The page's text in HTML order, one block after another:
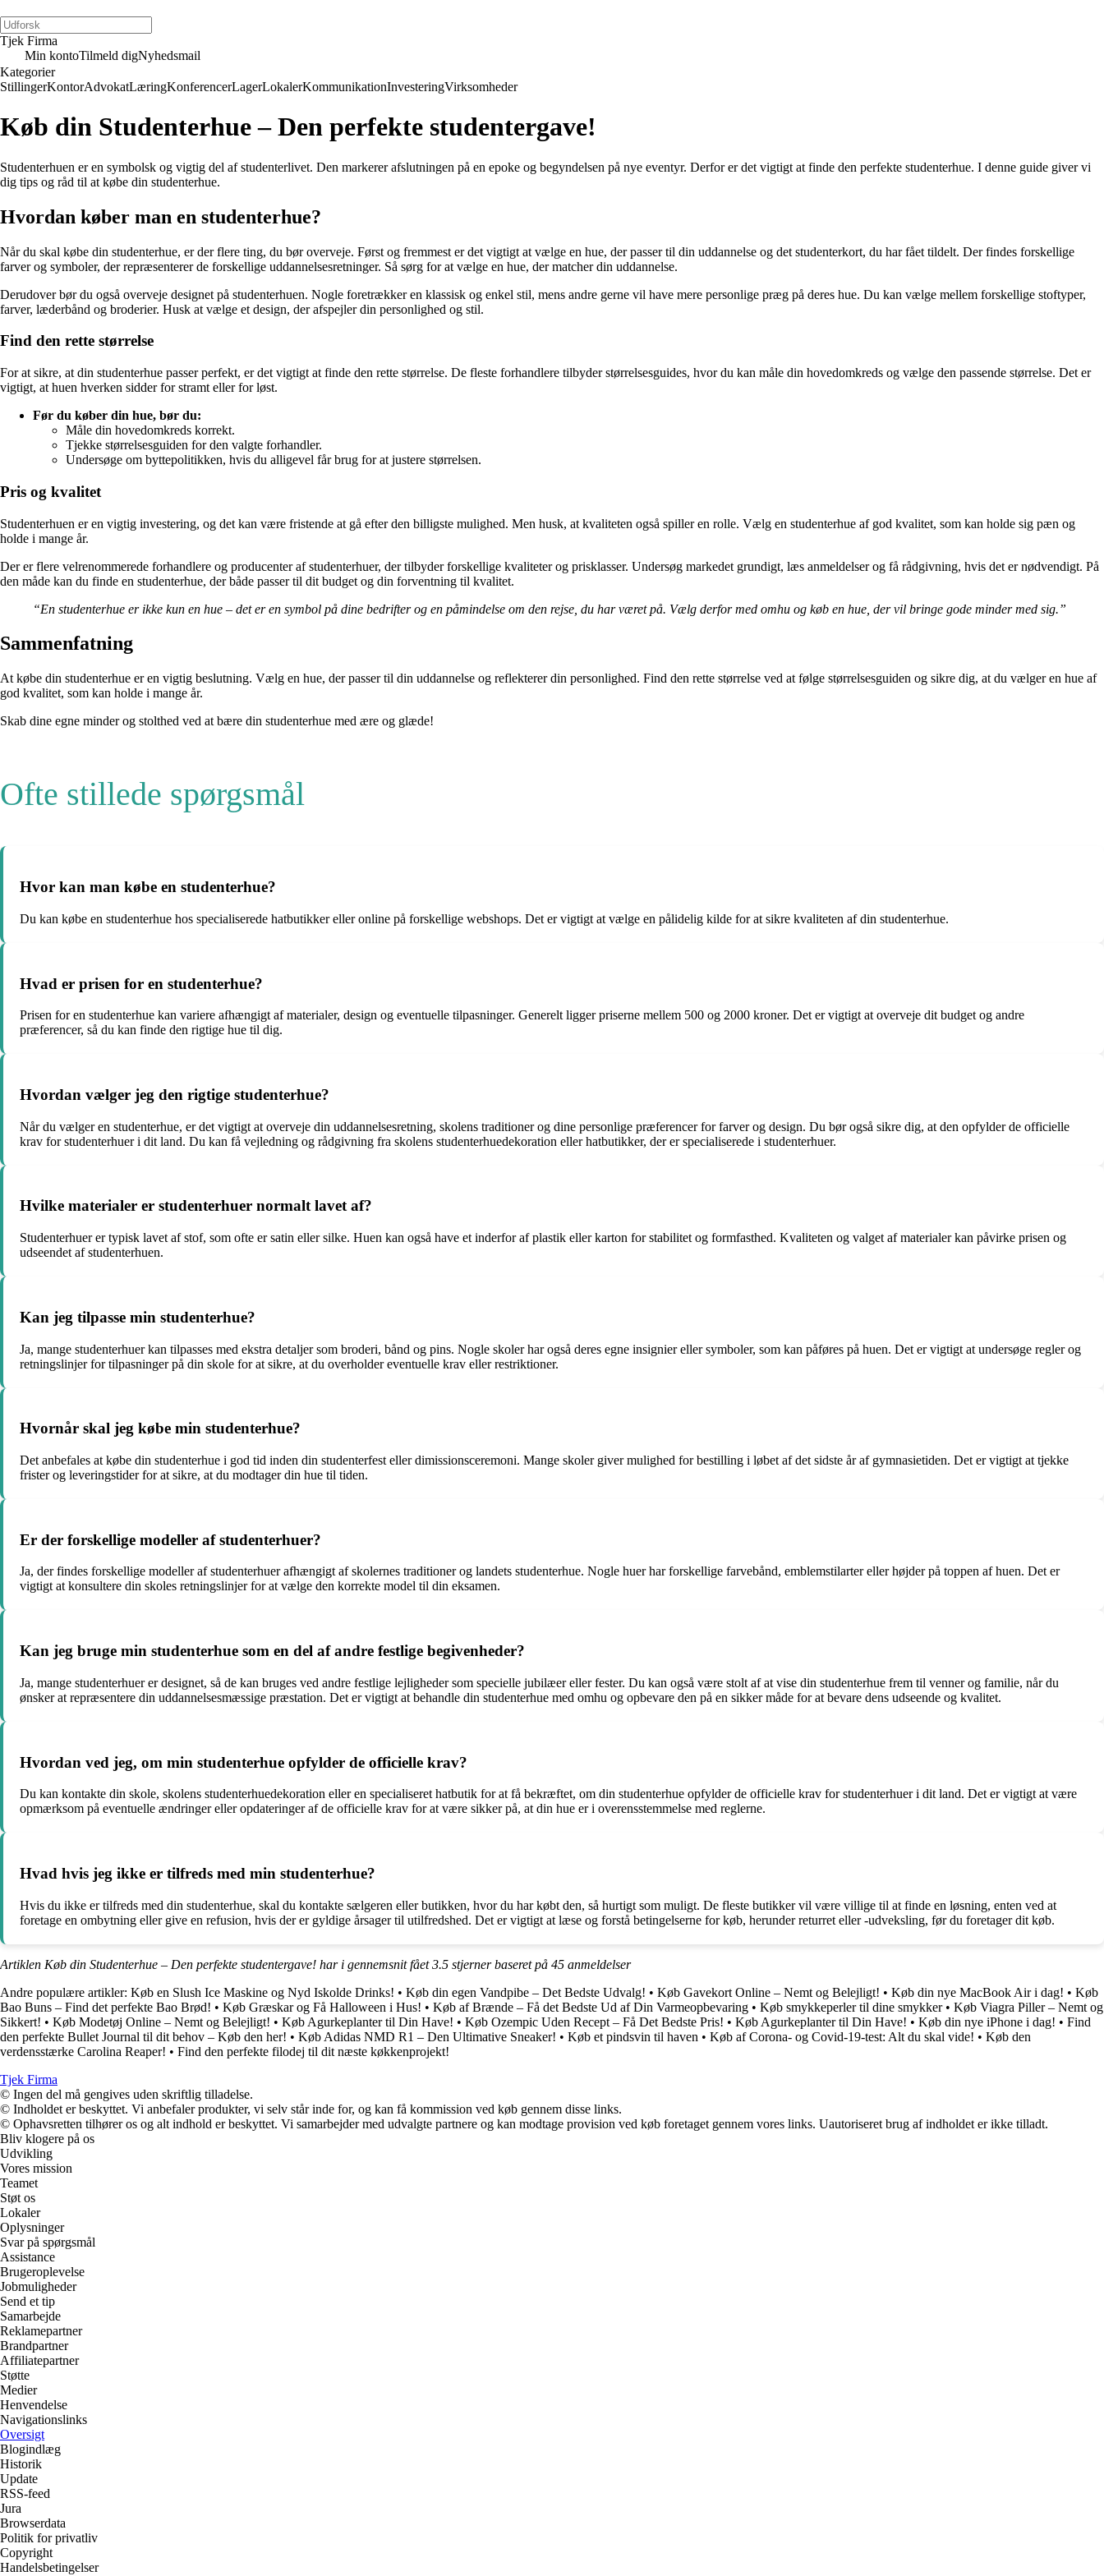
Tjek Firma
Min kontoTilmeld digNyhedsmail
Kategorier
StillingerKontorAdvokatLæringKonferencerLagerLokalerKommunikationInvesteringVirksomheder
Køb din Studenterhue – Den perfekte studentergave!
Studenterhuen er en symbolsk og vigtig del af studenterlivet. Den markerer afslutningen på en epoke og begyndelsen på nye eventyr. Derfor er det vigtigt at finde den perfekte studenterhue. I denne guide giver vi
dig tips og råd til at købe din studenterhue.
Hvordan køber man en studenterhue?
Når du skal købe din studenterhue, er der flere ting, du bør overveje. Først og fremmest er det vigtigt at vælge en hue, der passer til din uddannelse og det studenterkort, du har fået tildelt. Der findes forskellige
farver og symboler, der repræsenterer de forskellige uddannelsesretninger. Så sørg for at vælge en hue, der matcher din uddannelse.
Derudover bør du også overveje designet på studenterhuen. Nogle foretrækker en klassisk og enkel stil, mens andre gerne vil have mere personlige præg på deres hue. Du kan vælge mellem forskellige stoftyper,
farver, læderbånd og broderier. Husk at vælge et design, der afspejler din personlighed og stil.
Find den rette størrelse
For at sikre, at din studenterhue passer perfekt, er det vigtigt at finde den rette størrelse. De fleste forhandlere tilbyder størrelsesguides, hvor du kan måle din hovedomkreds og vælge den passende størrelse. Det er
vigtigt, at huen hverken sidder for stramt eller for løst.
Før du køber din hue, bør du:
Måle din hovedomkreds korrekt.
Tjekke størrelsesguiden for den valgte forhandler.
Undersøge om byttepolitikken, hvis du alligevel får brug for at justere størrelsen.
Pris og kvalitet
Studenterhuen er en vigtig investering, og det kan være fristende at gå efter den billigste mulighed. Men husk, at kvaliteten også spiller en rolle. Vælg en studenterhue af god kvalitet, som kan holde sig pæn og
holde i mange år.
Der er flere velrenommerede forhandlere og producenter af studenterhuer, der tilbyder forskellige kvaliteter og prisklasser. Undersøg markedet grundigt, læs anmeldelser og få rådgivning, hvis det er nødvendigt. På
den måde kan du finde en studenterhue, der både passer til dit budget og din forventning til kvalitet.
“En studenterhue er ikke kun en hue – det er en symbol på dine bedrifter og en påmindelse om den rejse, du har været på. Vælg derfor med omhu og køb en hue, der vil bringe gode minder med sig.”
Sammenfatning
At købe din studenterhue er en vigtig beslutning. Vælg en hue, der passer til din uddannelse og reflekterer din personlighed. Find den rette størrelse ved at følge størrelsesguiden og sikre dig, at du vælger en hue af
god kvalitet, som kan holde i mange år.
Skab dine egne minder og stolthed ved at bære din studenterhue med ære og glæde!
Ofte stillede spørgsmål
Hvor kan man købe en studenterhue?
Du kan købe en studenterhue hos specialiserede hatbutikker eller online på forskellige webshops. Det er vigtigt at vælge en pålidelig kilde for at sikre kvaliteten af ​​din studenterhue.
Hvad er prisen for en studenterhue?
Prisen for en studenterhue kan variere afhængigt af materialer, design og eventuelle tilpasninger. Generelt ligger priserne mellem 500 og 2000 kroner. Det er vigtigt at overveje dit budget og andre
præferencer, så du kan finde den rigtige hue til dig.
Hvordan vælger jeg den rigtige studenterhue?
Når du vælger en studenterhue, er det vigtigt at overveje din uddannelsesretning, skolens traditioner og dine personlige præferencer for farver og design. Du bør også sikre dig, at den opfylder de officielle
krav for studenterhuer i dit land. Du kan få vejledning og rådgivning fra skolens studenterhuedekoration eller hatbutikker, der er specialiserede i studenterhuer.
Hvilke materialer er studenterhuer normalt lavet af?
Studenterhuer er typisk lavet af stof, som ofte er satin eller silke. Huen kan også have et inderfor af plastik eller karton for stabilitet og formfasthed. Kvaliteten og valget af materialer kan påvirke prisen og
udseendet af studenterhuen.
Kan jeg tilpasse min studenterhue?
Ja, mange studenterhuer kan tilpasses med ekstra detaljer som broderi, bånd og pins. Nogle skoler har også deres egne insignier eller symboler, som kan påføres på huen. Det er vigtigt at undersøge regler og
retningslinjer for tilpasninger på din skole for at sikre, at du overholder eventuelle krav eller restriktioner.
Hvornår skal jeg købe min studenterhue?
Det anbefales at købe din studenterhue i god tid inden din studenterfest eller dimissionsceremoni. Mange skoler giver mulighed for bestilling i løbet af det sidste år af gymnasietiden. Det er vigtigt at tjekke
frister og leveringstider for at sikre, at du modtager din hue til tiden.
Er der forskellige modeller af studenterhuer?
Ja, der findes forskellige modeller af studenterhuer afhængigt af skolernes traditioner og landets studenterhue. Nogle huer har forskellige farvebånd, emblemstilarter eller højder på toppen af ​​huen. Det er
vigtigt at konsultere din skoles retningslinjer for at vælge den korrekte model til din eksamen.
Kan jeg bruge min studenterhue som en del af andre festlige begivenheder?
Ja, mange studenterhuer er designet, så de kan bruges ved andre festlige lejligheder som specielle jubilæer eller fester. Du kan også være stolt af at vise din studenterhue frem til venner og familie, når du
ønsker at repræsentere din uddannelsesmæssige præstation. Det er vigtigt at behandle din studenterhue med omhu og opbevare den på en sikker måde for at bevare dens udseende og kvalitet.
Hvordan ved jeg, om min studenterhue opfylder de officielle krav?
Du kan kontakte din skole, skolens studenterhuedekoration eller en specialiseret hatbutik for at få bekræftet, om din studenterhue opfylder de officielle krav for studenterhuer i dit land. Det er vigtigt at være
opmærksom på eventuelle ændringer eller opdateringer af de officielle krav for at være sikker på, at din hue er i overensstemmelse med reglerne.
Hvad hvis jeg ikke er tilfreds med min studenterhue?
Hvis du ikke er tilfreds med din studenterhue, skal du kontakte sælgeren eller butikken, hvor du har købt den, så hurtigt som muligt. De fleste butikker vil være villige til at finde en løsning, enten ved at
foretage en ombytning eller give en refusion, hvis der er gyldige årsager til utilfredshed. Det er vigtigt at læse og forstå betingelserne for køb, herunder returret eller -udveksling, før du foretager dit køb.
Artiklen Køb din Studenterhue – Den perfekte studentergave! har i gennemsnit fået3.5 stjerner baseret på 45 anmeldelser
Andre populære artikler: Køb en Slush Ice Maskine og Nyd Iskolde Drinks! • Køb din egen Vandpibe – Det Bedste Udvalg! • Køb Gavekort Online – Nemt og Belejligt! • Køb din nye MacBook Air i dag! • Køb
Bao Buns – Find det perfekte Bao Brød! • Køb Græskar og Få Halloween i Hus! • Køb af Brænde – Få det Bedste Ud af Din Varmeopbevaring • Køb smykkeperler til dine smykker• Køb Viagra Piller – Nemt og
Sikkert! • Køb Modetøj Online – Nemt og Belejligt! • Køb Agurkeplanter til Din Have! • Køb Ozempic Uden Recept – Få Det Bedste Pris! • Køb Agurkeplanter til Din Have! • Køb din nye iPhone i dag! • Find
den perfekte Bullet Journal til dit behov – Køb den her! • Køb Adidas NMD R1 – Den Ultimative Sneaker! • Køb et pindsvin til haven • Køb af Corona- og Covid-19-test: Alt du skal vide! • Køb den
verdensstærke Carolina Reaper! • Find den perfekte filodej til dit næste køkkenprojekt!
Tjek Firma
© Ingen del må gengives uden skriftlig tilladelse.
© Indholdet er beskyttet. Vi anbefaler produkter, vi selv står inde for, og kan få kommission ved køb gennem disse links.
© Ophavsretten tilhører os og alt indhold er beskyttet. Vi samarbejder med udvalgte partnere og kan modtage provision ved køb foretaget gennem vores links. Uautoriseret brug af indholdet er ikke tilladt.
Bliv klogere på os
Udvikling
Vores mission
Teamet
Støt os
Lokaler
Oplysninger
Svar på spørgsmål
Assistance
Brugeroplevelse
Jobmuligheder
Send et tip
Samarbejde
Reklamepartner
Brandpartner
Affiliatepartner
Støtte
Medier
Henvendelse
Navigationslinks
Oversigt
Blogindlæg
Historik
Update
RSS-feed
Jura
Browserdata
Politik for privatliv
Copyright
Handelsbetingelser